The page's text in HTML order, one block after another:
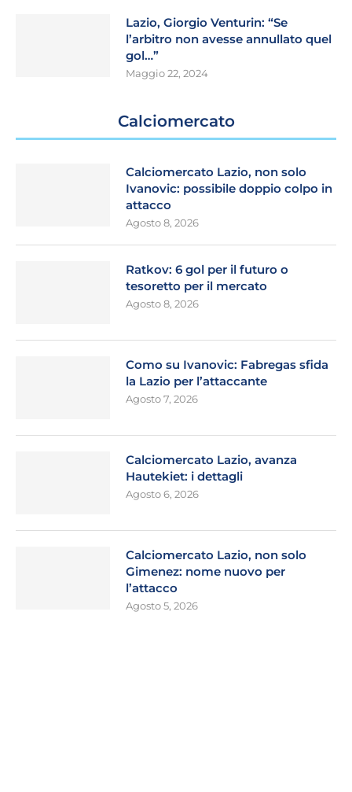
Lazio, Giorgio Venturin: “Se
l’arbitro non avesse annullato quel
gol…”
Maggio 22, 2024
Calciomercato
Calciomercato Lazio, non solo
Ivanovic: possibile doppio colpo in
attacco
Agosto 8, 2026
Ratkov: 6 gol per il futuro o
tesoretto per il mercato
Agosto 8, 2026
Como su Ivanovic: Fabregas sfida
la Lazio per l’attaccante
Agosto 7, 2026
Calciomercato Lazio, avanza
Hautekiet: i dettagli
Agosto 6, 2026
Calciomercato Lazio, non solo
Gimenez: nome nuovo per
l’attacco
Agosto 5, 2026